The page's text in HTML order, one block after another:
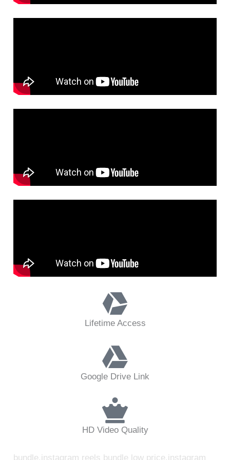
Lifetime Access
Google Drive Link
HD Video Quality
bundle,instagram reels bundle low price,instagram